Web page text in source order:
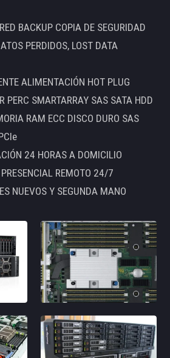
BACKUP COPIA DE SEGURIDAD
PERDIDOS, LOST DATA
ALIMENTACIÓN HOT PLUG
PERC SMARTARRAY SAS SATA HDD
RAM ECC DISCO DURO SAS
24 HORAS A DOMICILIO
REMOTO 24/7
NUEVOS Y SEGUNDA MANO